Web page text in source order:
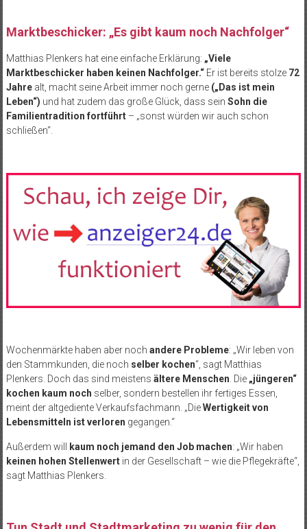
Marktbeschicker: „Es gibt kaum noch Nachfolger“
Matthias Plenkers hat eine einfache Erklärung: „Viele
Marktbeschicker haben keinen Nachfolger.“Er ist bereits stolze 72
Jahrealt, macht seine Arbeit immer noch gerne („Das ist mein
Leben“) und hat zudem das große Glück, dass sein Sohn die
Familientradition fortführt– „sonst würden wir auch schon
schließen“.
Wochenmärkte haben aber noch andere Probleme: „Wir leben von
den Stammkunden, die noch selber kochen“, sagt Matthias
Plenkers. Doch das sind meistens ältere Menschen. Die „jüngeren“
kochen kaum noch selber, sondern bestellen ihr fertiges Essen,
meint der altgediente Verkaufsfachmann. „DieWertigkeit von
Lebensmitteln ist verloren gegangen.“
Außerdem will kaum noch jemand den Job machen: „Wir haben
keinen hohen Stellenwertin der Gesellschaft – wie die Pflegekräfte“,
sagt Matthias Plenkers.